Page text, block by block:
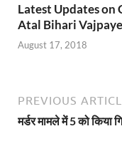
Latest Updates on
Atal Bihari
August 17, 2018
PREVIOUS
मर्डर मामले में 5 को किया